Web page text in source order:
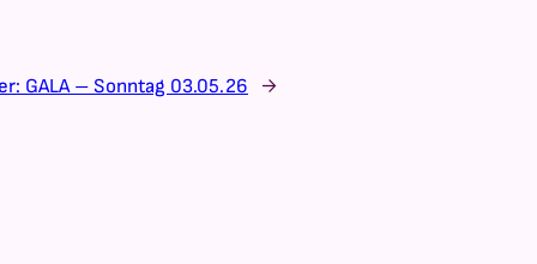
GALA – Sonntag 03.05.26 →